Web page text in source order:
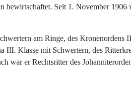
bewirtschaftet. Seit 1. November
am Ringe, des Kronenordens
Klasse mit Schwertern, des
war er Rechtsritter des